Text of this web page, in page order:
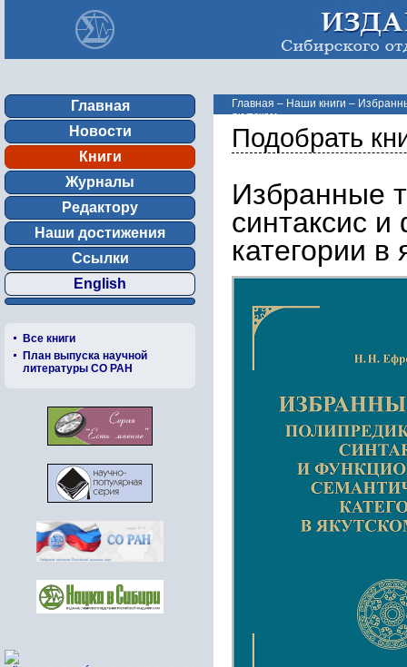
Главная
Новости
Книги
Журналы
Редактору
Наши достижения
Ссылки
English
Все книги
План выпуска научной
литературы СО РАН
Главная – Наши книги –
якутском ...
Подобрать
Избранные
синтаксис
категории в